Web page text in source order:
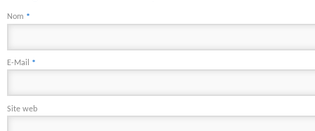
Nom *
E-Mail *
Site web